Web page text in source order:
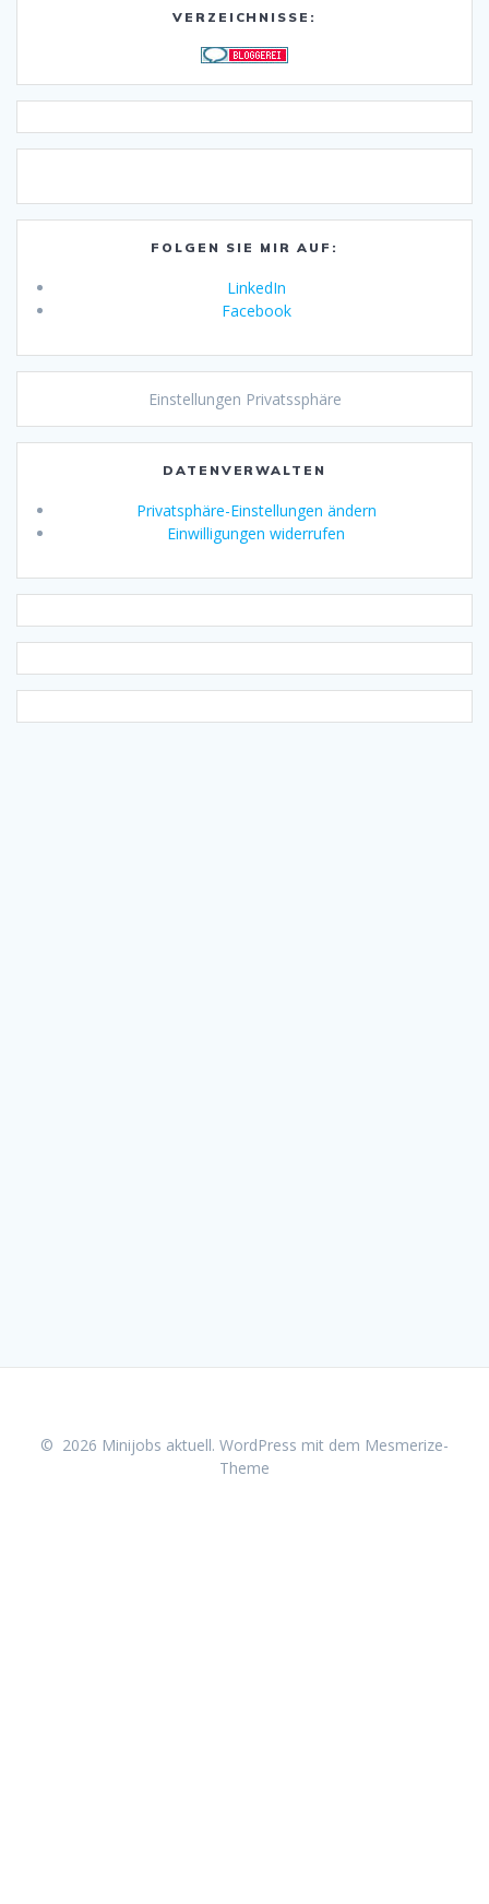
VERZEICHNISSE:
FOLGEN SIE MIR AUF:
LinkedIn
Facebook
Einstellungen Privatssphäre
DATENVERWALTEN
Privatsphäre-Einstellungen ändern
Einwilligungen widerrufen
© 2026 Minijobs aktuell. WordPress mit dem Mesmerize-
Theme